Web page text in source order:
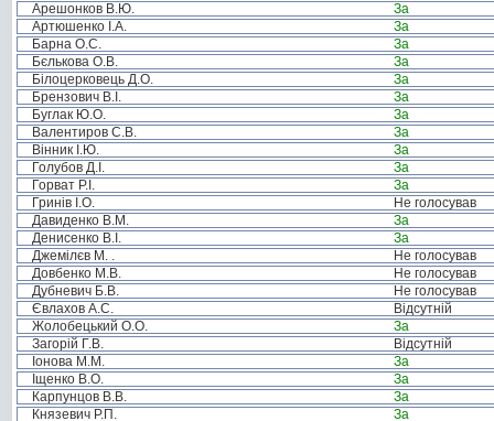
Арешонков В.Ю.
За
Артюшенко І.А.
За
Барна О.С.
За
Бєлькова О.В.
За
Білоцерковець Д.О.
За
Брензович В.І.
За
Буглак Ю.О.
За
Валентиров С.В.
За
Вінник І.Ю.
За
Голубов Д.І.
За
Горват Р.І.
За
Гринів І.О.
Не голосував
Давиденко В.М.
За
Денисенко В.І.
За
Джемілєв М. .
Не голосував
Довбенко М.В.
Не голосував
Дубневич Б.В.
Не голосував
Євлахов А.С.
Відсутній
Жолобецький О.О.
За
Загорій Г.В.
Відсутній
Іонова М.М.
За
Іщенко В.О.
За
Карпунцов В.В.
За
Князевич Р.П.
За